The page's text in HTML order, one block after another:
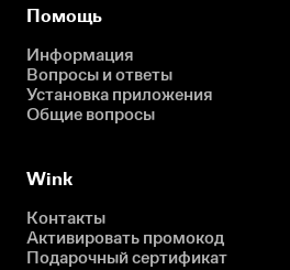
Помощь
Информация
Вопросы и ответы
Установка приложения
Общие вопросы
Wink
Контакты
Активировать промокод
Подарочный сертификат